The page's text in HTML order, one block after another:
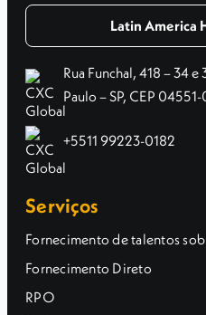
Latin America
Rua Funchal, 418 – 34
Paulo – SP, CEP
+5511 99223-0182
Serviços
Fornecimento de talentos
Fornecimento Direto
RPO